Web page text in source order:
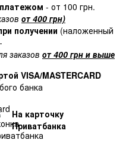
- от 100 грн.
от 400 грн)
получении (наложенный
заказов от 400 грн и выше
VISA/MASTERCARD
банка
На карточку
Приватбанка